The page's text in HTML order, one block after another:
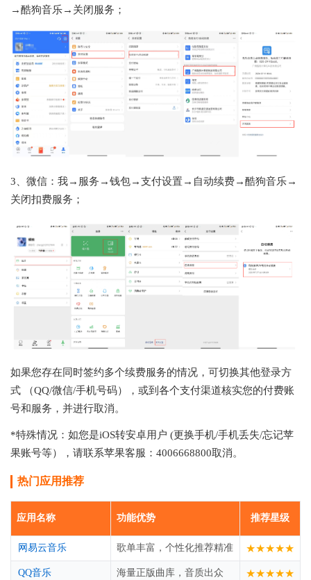
→酷狗音乐→关闭服务；
3、微信：我→服务→钱包→支付设置→自动续费→酷狗音乐→
关闭扣费服务；
如果您存在同时签约多个续费服务的情况，可切换其他登录方
式 （QQ/微信/手机号码），或到各个支付渠道核实您的付费账
号和服务，并进行取消。
*特殊情况：如您是iOS转安卓用户 (更换手机/手机丢失/忘记苹
果账号等），请联系苹果客服：4006668800取消。
热门应用推荐
应用名称 功能优势 推荐星级
网易云音乐 歌单丰富，个性化推荐精准 ★★★★★
QQ音乐 海量正版曲库，音质出众 ★★★★★